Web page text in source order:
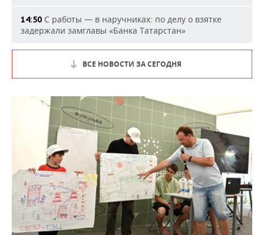
14:50 С работы — в наручниках: по делу о взятке
задержали замглавы «Банка Татарстан»
ВСЕ НОВОСТИ ЗА СЕГОДНЯ